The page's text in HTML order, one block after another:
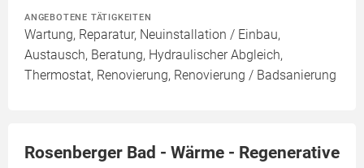
ANGEBOTENE TÄTIGKEITEN
Wartung, Reparatur, Neuinstallation / Einbau,
Austausch, Beratung, Hydraulischer Abgleich,
Thermostat, Renovierung, Renovierung / Badsanierung
Rosenberger Bad - Wärme - Regenerative